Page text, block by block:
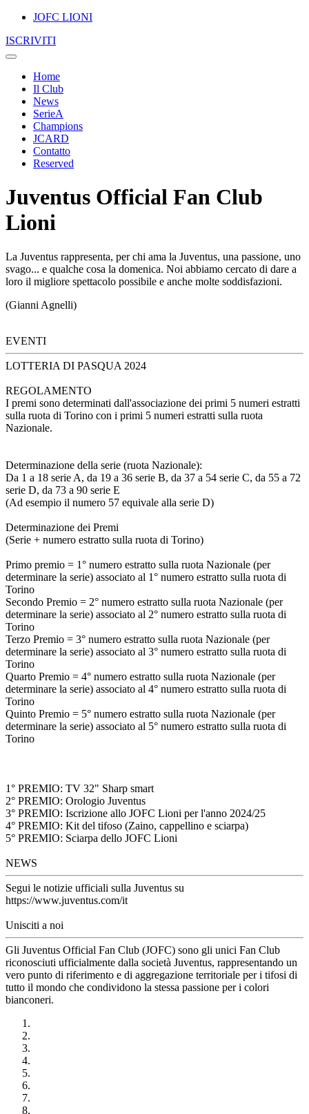
JOFC LIONI
ISCRIVITI
Home
Il Club
News
SerieA
Champions
JCARD
Contatto
Reserved
Juventus Official Fan Club
Lioni
La Juventus rappresenta, per chi ama la Juventus, una passione, uno
svago... e qualche cosa la domenica. Noi abbiamo cercato di dare a
loro il migliore spettacolo possibile e anche molte soddisfazioni.
(Gianni Agnelli)
EVENTI
LOTTERIA DI PASQUA 2024
REGOLAMENTO
I premi sono determinati dall'associazione dei primi 5 numeri estratti
sulla ruota di Torino con i primi 5 numeri estratti sulla ruota
Nazionale.
Determinazione della serie (ruota Nazionale):
Da 1 a 18 serie A, da 19 a 36 serie B, da 37 a 54 serie C, da 55 a 72
serie D, da 73 a 90 serie E
(Ad esempio il numero 57 equivale alla serie D)
Determinazione dei Premi
(Serie + numero estratto sulla ruota di Torino)
Primo premio = 1° numero estratto sulla ruota Nazionale (per
determinare la serie) associato al 1° numero estratto sulla ruota di
Torino
Secondo Premio = 2° numero estratto sulla ruota Nazionale (per
determinare la serie) associato al 2° numero estratto sulla ruota di
Torino
Terzo Premio = 3° numero estratto sulla ruota Nazionale (per
determinare la serie) associato al 3° numero estratto sulla ruota di
Torino
Quarto Premio = 4° numero estratto sulla ruota Nazionale (per
determinare la serie) associato al 4° numero estratto sulla ruota di
Torino
Quinto Premio = 5° numero estratto sulla ruota Nazionale (per
determinare la serie) associato al 5° numero estratto sulla ruota di
Torino
1° PREMIO: TV 32" Sharp smart
2° PREMIO: Orologio Juventus
3° PREMIO: Iscrizione allo JOFC Lioni per l'anno 2024/25
4° PREMIO: Kit del tifoso (Zaino, cappellino e sciarpa)
5° PREMIO: Sciarpa dello JOFC Lioni
NEWS
Segui le notizie ufficiali sulla Juventus su
https://www.juventus.com/it
Unisciti a noi
Gli Juventus Official Fan Club (JOFC) sono gli unici Fan Club
riconosciuti ufficialmente dalla società Juventus, rappresentando un
vero punto di riferimento e di aggregazione territoriale per i tifosi di
tutto il mondo che condividono la stessa passione per i colori
bianconeri.